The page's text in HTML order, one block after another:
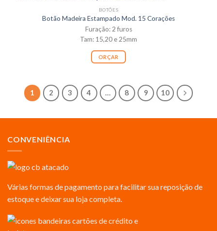
BOTÕES
Botão Madeira Estampado Mod. 15 Corações
Furação: 2 furos
Tam: 15,20 e 25mm
ORÇAR
1 2 3 4 … 8 9 10
CONVENIÊNCIA
Várias formas de pagamento para facilitar sua reposição de
estoque e deixar sua loja completa.